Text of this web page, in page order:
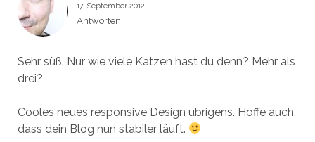
17. September 2012
Antworten
Sehr süß. Nur wie viele Katzen hast du denn? Mehr als
drei?
Cooles neues responsive Design übrigens. Hoffe auch,
dass dein Blog nun stabiler läuft.